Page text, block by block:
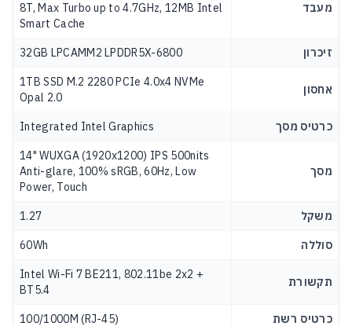
מעבד
8T, Max Turbo up to 4.7GHz, 12MB Intel
Smart Cache
זיכרון 32GB LPCAMM2 LPDDR5X-6800
אחסון
1TB SSD M.2 2280 PCIe 4.0x4 NVMe
Opal 2.0
כרטיס מסך Integrated Intel Graphics
מסך
14" WUXGA (1920x1200) IPS 500nits
Anti-glare, 100% sRGB, 60Hz, Low
Power, Touch
משקל 1.27
סוללה 60Wh
תקשורת
Intel Wi-Fi 7 BE211, 802.11be 2x2 +
BT5.4
כרטיס רשת 100/1000M (RJ-45)